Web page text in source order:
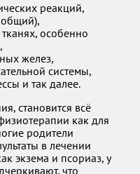
реакций,
особенно
желез,
системы,
и так далее.
становится всё
как для
родители
в лечении
экзема и псориаз, у
что